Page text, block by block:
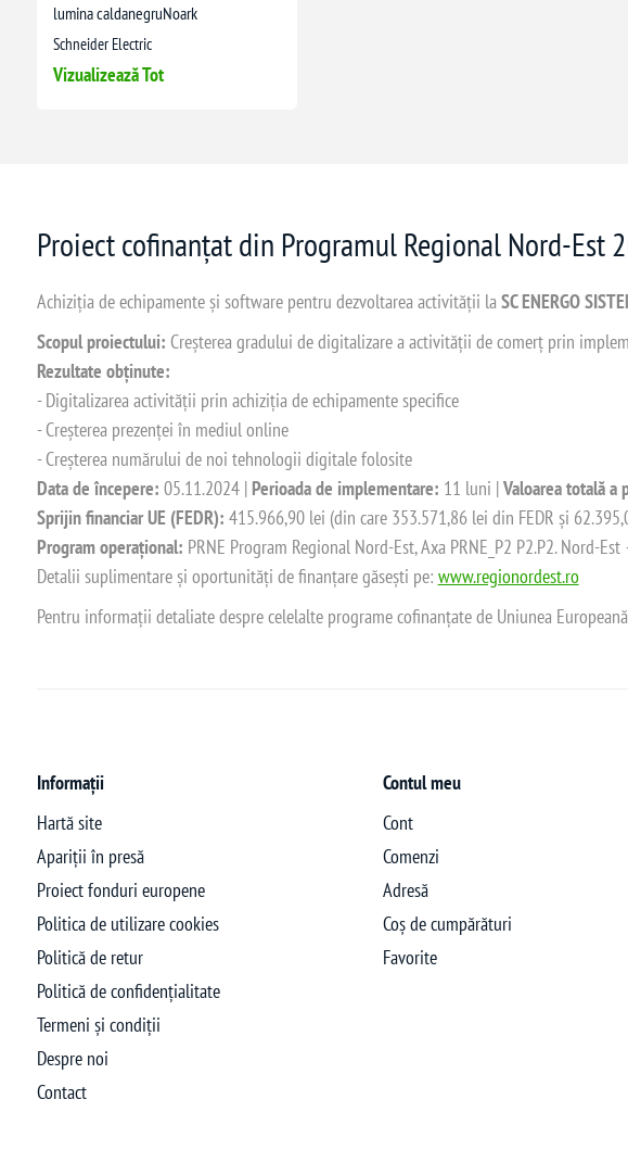
lumina caldanegruNoark
Schneider Electric
Vizualizează Tot
Proiect cofinanțat din Programul Regional Nord-Est
Achiziția de echipamente și software pentru dezvoltarea activității laSC ENERGO
Scopul proiectului: Creșterea gradului de digitalizare a activității de comerț prin
Rezultate obținute:
- Digitalizarea activității prin achiziția de echipamente specifice
- Creșterea prezenței în mediul online
- Creșterea numărului de noi tehnologii digitale folosite
Data de începere: 05.11.2024 | Perioada de implementare: 11 luni |Valoarea totală a
Sprijin financiar UE (FEDR): 415.966,90 lei (din care 353.571,86 lei din FEDR și
Program operațional: PRNE Program Regional Nord-Est, Axa PRNE_P2 P2.P2. Nord-
Detalii suplimentare și oportunități de finanțare găsești pe: www.regionordest.ro
Pentru informații detaliate despre celelalte programe cofinanțate de Uniunea
Informații
Hartă site
Apariții în presă
Proiect fonduri europene
Politica de utilizare cookies
Politică de retur
Politică de confidențialitate
Termeni și condiții
Despre noi
Contact
Contul meu
Cont
Comenzi
Adresă
Coș de cumpărături
Favorite